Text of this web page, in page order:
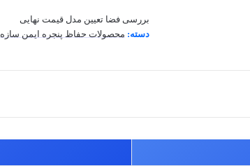
بررسی فضا تعیین مدل قیمت نهایی
دسته: محصولات حفاظ پنجره ایمن سازه